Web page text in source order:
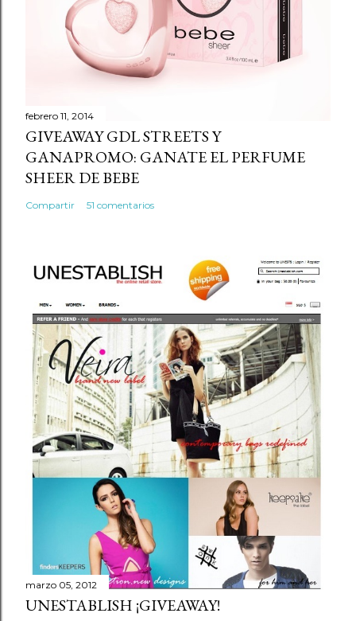
r
i
o
febrero 11, 2014
GIVEAWAY GDL STREETS Y
GANAPROMO: GANATE EL PERFUME
SHEER DE BEBE
Compartir 51 comentarios
marzo 05, 2012
UNESTABLISH ¡GIVEAWAY!